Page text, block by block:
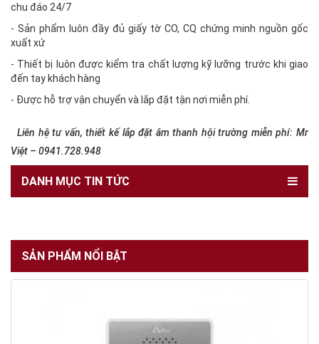
chu đáo 24/7
- Sản phẩm luôn đầy đủ giấy tờ CO, CQ chứng minh nguồn gốc
xuất xứ
- Thiết bị luôn được kiểm tra chất lượng kỹ lưỡng trước khi giao
đến tay khách hàng
- Được hỗ trợ vận chuyển và lắp đặt tận nơi miễn phí.
Liên hệ tư vấn, thiết kế lắp đặt âm thanh hội trường miễn phí: Mr
Việt – 0941.728.948
DANH MỤC TIN TỨC
SẢN PHẨM NỔI BẬT